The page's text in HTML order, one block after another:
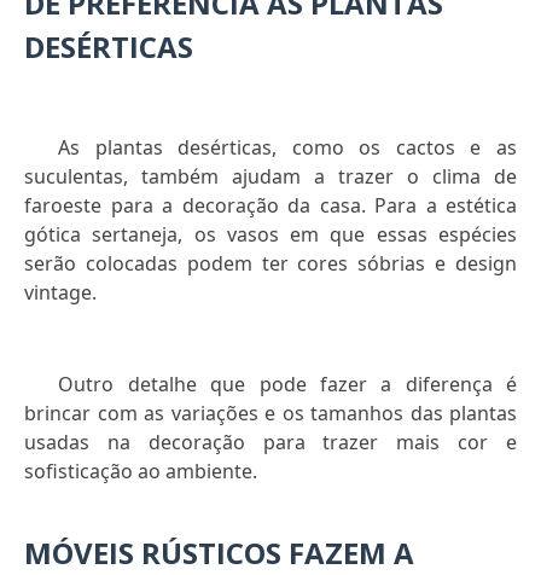
DESÉRTICAS
As plantas desérticas, como os cactos e as
suculentas, também ajudam a trazer o clima de
faroeste para a decoração da casa. Para a estética
gótica sertaneja, os vasos em que essas espécies
serão colocadas podem ter cores sóbrias e design
vintage.
Outro detalhe que pode fazer a diferença é
brincar com as variações e os tamanhos das plantas
usadas na decoração para trazer mais cor e
sofisticação ao ambiente.
MÓVEIS RÚSTICOS FAZEM A